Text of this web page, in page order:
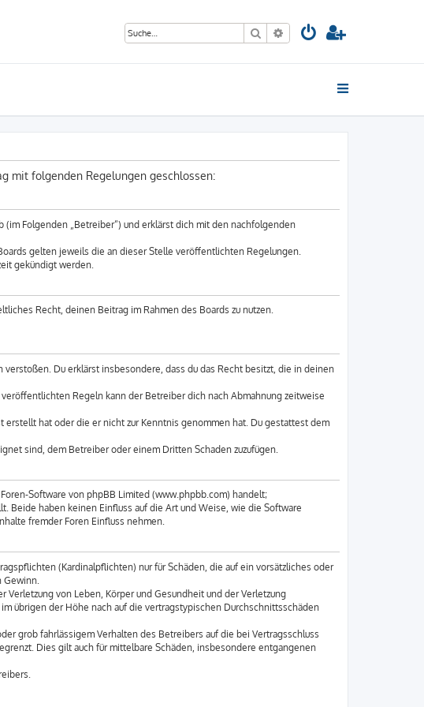
Suche Erweiterte Suche
mit folgenden Regelungen geschlossen:
(im Folgenden „Betreiber“) und erklärst dich mit den nachfolgenden
gelten jeweils die an dieser Stelle veröffentlichten Regelungen.
gekündigt werden.
Recht, deinen Beitrag im Rahmen des Boards zu nutzen.
Du erklärst insbesondere, dass du das Recht besitzt, die in deinen
Regeln kann der Betreiber dich nach Abmahnung zeitweise
hat oder die er nicht zur Kenntnis genommen hat. Du gestattest dem
sind, dem Betreiber oder einem Dritten Schaden zuzufügen.
Software von phpBB Limited (www.phpbb.com) handelt;
Beide haben keinen Einfluss auf die Art und Weise, wie die Software
fremder Foren Einfluss nehmen.
(Kardinalpflichten) nur für Schäden, die auf ein vorsätzliches oder
von Leben, Körper und Gesundheit und der Verletzung
übrigen der Höhe nach auf die vertragstypischen Durchschnittsschäden
grob fahrlässigem Verhalten des Betreibers auf die bei Vertragsschluss
Dies gilt auch für mittelbare Schäden, insbesondere entgangenen